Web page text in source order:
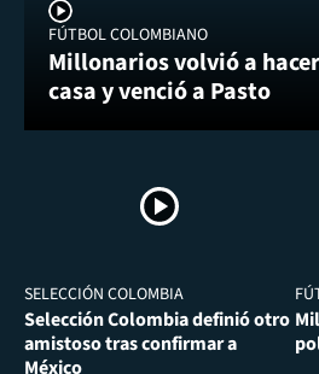
FÚTBOL COLOMBIANO
Millonarios volvió a
casa y venció a Pasto
SELECCIÓN COLOMBIA
Selección Colombia definió otro
amistoso tras confirmar a
México